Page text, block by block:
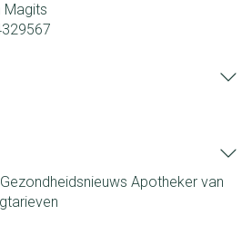
Magits
Gezondheidsnieuws Apotheker van